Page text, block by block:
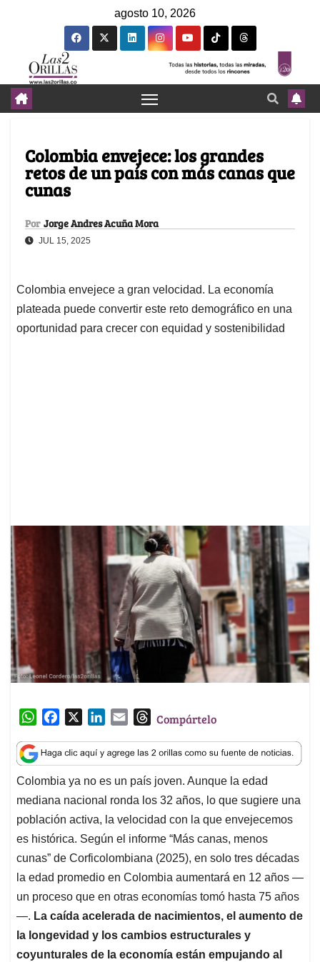
agosto 10, 2026
Colombia envejece: los grandes
retos de un país con más canas que
cunas
Por Jorge Andres Acuña Mora
JUL 15, 2025
Colombia envejece a gran velocidad. La economía
plateada puede convertir este reto demográfico en una
oportunidad para crecer con equidad y sostenibilidad
W
a
t
s
A
p
p
c
e
b
o
o
k
n
k
e
d
I
n
a
i
l
T
r
e
a
d
s
Compártelo
Colombia ya no es un país joven. Aunque la edad
mediana nacional ronda los 32 años, lo que sugiere una
población activa, la velocidad con la que envejecemos
es histórica. Según el informe “Más canas, menos
cunas” de Corficolombiana (2025), en solo tres décadas
la edad promedio en Colombia aumentará en 12 años —
un proceso que en otras economías tomó hasta 75 años
—. La caída acelerada de nacimientos, el aumento de
la longevidad y los cambios estructurales y
coyunturales de la economía están empujando al